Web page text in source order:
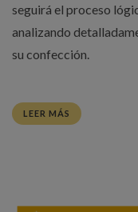
seguirá el proceso
analizando
su confección.
LEER MÁS